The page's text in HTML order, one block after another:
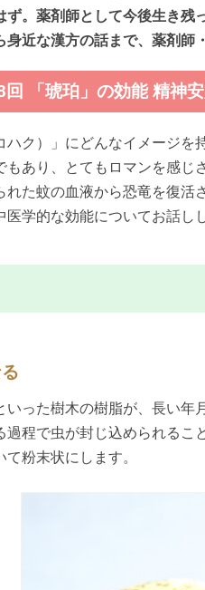
ず。薬剤師として今後生き残
身近な漢方の話まで、薬剤師
回 「琥珀」の効能 精神
ハク）」にどんなイメージ
もあり、とてもロマンを感じ
れた蚊の血液から恐竜を復活
学的な効能についてお話し
った樹木の樹脂が、長い年
過程で虫が封じ込められるこ
粉末状にします。